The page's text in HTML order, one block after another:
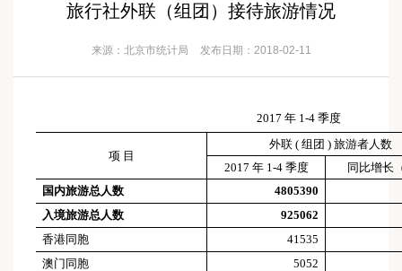
旅行社外联（组团）接待旅游情况
来源：北京市统计局 发布日期：2018-02-11
2017 年 1-4 季度
项 目
外联 ( 组团 ) 旅游者人数
2017 年 1-4 季度
同比增长
国内旅游总人数
4805390
入境旅游总人数
925062
香港同胞
41535
澳门同胞
5052